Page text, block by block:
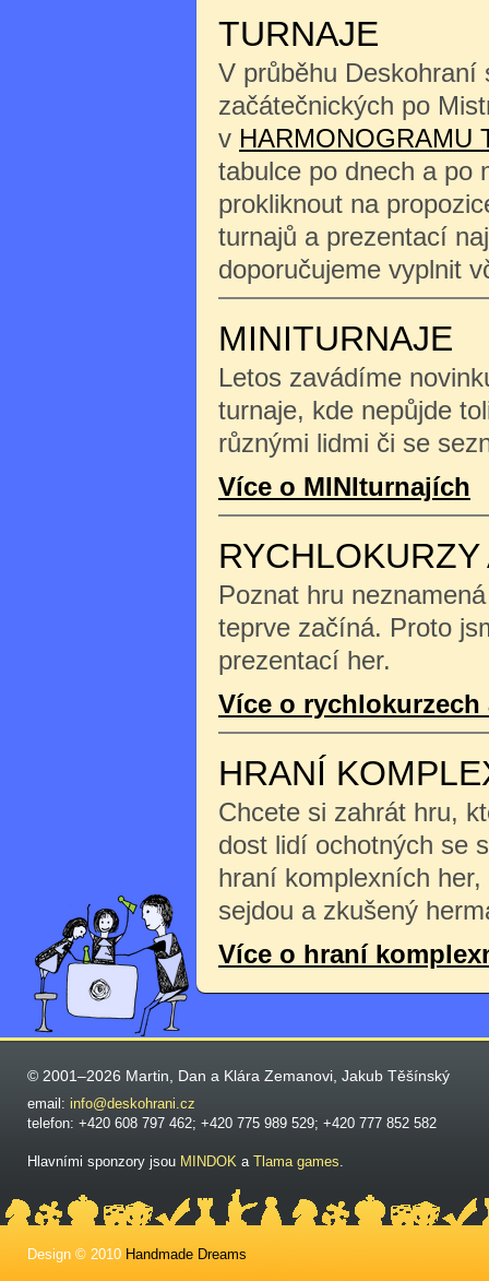
TURNAJE
V průběhu Deskohraní
začátečnických po
v HARMONOGRAMU
tabulce po dnech a po
prokliknout na
turnajů a prezentací
doporučujeme vyplnit
MINITURNAJE
Letos zavádíme
turnaje, kde nepůjde
různými lidmi či se
Více o MINIturnajích
Poznat hru
teprve začíná. Proto
prezentací her.
Více o rychlokurzech
HRANÍ
Chcete si zahrát hru,
dost lidí ochotných se
hraní komplexních
sejdou a zkušený
Více o hraní
© 2001–2026 Martin, Dan a Klára Zemanovi, Jakub Těšínský
email: info@deskohrani.cz
telefon: +420 608 797 462; +420 775 989 529; +420 777 852 582
Hlavními sponzory jsou MINDOK a Tlama games.
Design © 2010 Handmade Dreams